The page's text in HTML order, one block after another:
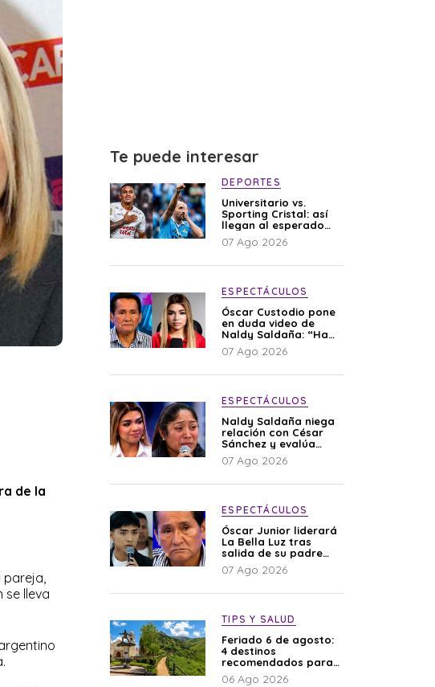
de la
pareja,
se lleva
Te puede interesar
DEPORTES
Universitario vs.
Sporting Cristal: así
llegan al esperado
duelo
07 Ago 2026
ESPECTÁCULOS
Óscar Custodio pone
en duda video de
Naldy Saldaña: “Hay
cosas que de repente
se han editado”
07 Ago 2026
ESPECTÁCULOS
Naldy Saldaña niega
relación con César
Sánchez y evalúa
denunciar a su
esposa: “Es una
07 Ago 2026
ESPECTÁCULOS
Óscar Junior liderará
La Bella Luz tras
salida de su padre
por polémica con
Naldy Saldaña
07 Ago 2026
TIPS Y SALUD
Feriado 6 de agosto:
4 destinos
recomendados para
disfrutar el descanso
06 Ago 2026